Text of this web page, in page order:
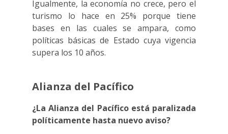
Igualmente, la economía no crece, pero el
turismo lo hace en 25% porque tiene
bases en las cuales se ampara, como
políticas básicas de Estado cuya vigencia
supera los 10 años.
Alianza del Pacífico
¿La Alianza del Pacífico está paralizada
políticamente hasta nuevo aviso?